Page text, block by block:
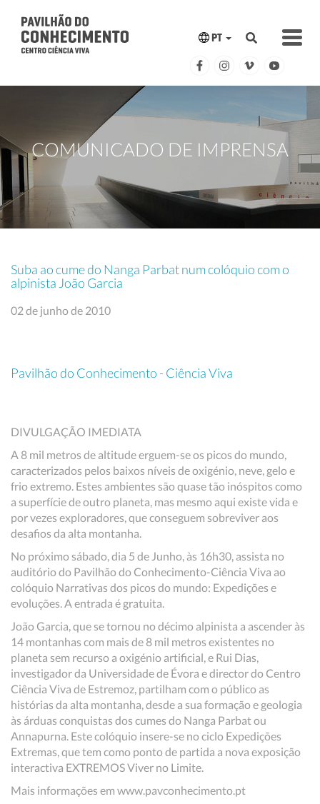
PT
COMUNICADO DE IMPRENSA
Suba ao cume do Nanga Parbat num colóquio com o
alpinista João Garcia
02 de junho de 2010
Pavilhão do Conhecimento - Ciência Viva
DIVULGAÇÃO IMEDIATA
A 8 mil metros de altitude erguem-se os picos do mundo,
caracterizados pelos baixos níveis de oxigénio, neve, gelo e
frio extremo. Estes ambientes são quase tão inóspitos como
a superfície de outro planeta, mas mesmo aqui existe vida e
por vezes exploradores, que conseguem sobreviver aos
desafios da alta montanha.
No próximo sábado, dia 5 de Junho, às 16h30, assista no
auditório do Pavilhão do Conhecimento-Ciência Viva ao
colóquio Narrativas dos picos do mundo: Expedições e
evoluções. A entrada é gratuita.
João Garcia, que se tornou no décimo alpinista a ascender às
14 montanhas com mais de 8 mil metros existentes no
planeta sem recurso a oxigénio artificial, e Rui Dias,
investigador da Universidade de Évora e director do Centro
Ciência Viva de Estremoz, partilham com o público as
histórias da alta montanha, desde a sua formação e geologia
às árduas conquistas dos cumes do Nanga Parbat ou
Annapurna. Este colóquio insere-se no ciclo Expedições
Extremas, que tem como ponto de partida a nova exposição
interactiva EXTREMOS Viver no Limite.
Mais informações em www.pavconhecimento.pt